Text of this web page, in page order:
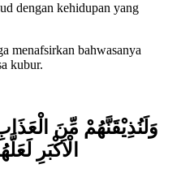
dari NabiShallallahu Alaihi
dengan kehidupan yang
menafsirkan bahwasanya
وَلَنُذِيْقَنَّهُمْ مِّنَ
الْاَكْبَرِ